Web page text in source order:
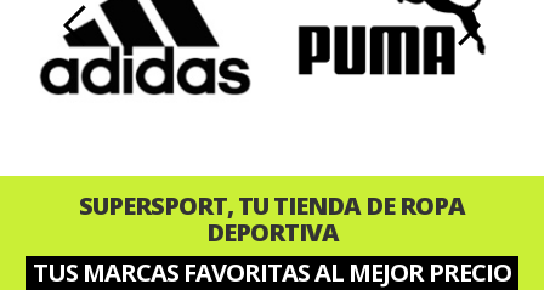
‹ ›
SUPERSPORT, TU TIENDA DE ROPA
DEPORTIVA
TUS MARCAS FAVORITAS AL MEJOR PRECIO